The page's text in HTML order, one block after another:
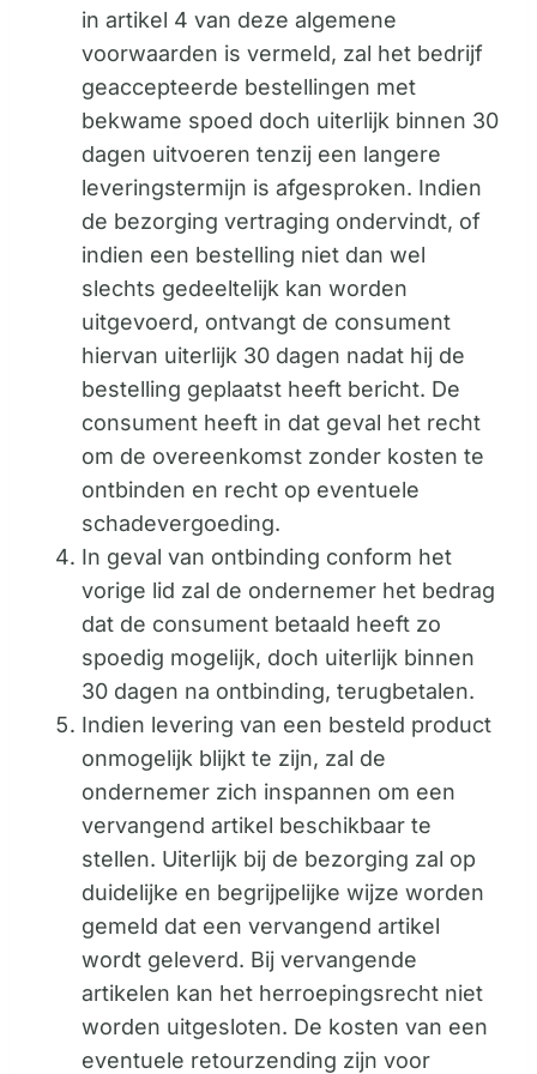
in artikel 4 van deze algemene
voorwaarden is vermeld, zal het bedrijf
geaccepteerde bestellingen met
bekwame spoed doch uiterlijk binnen 30
dagen uitvoeren tenzij een langere
leveringstermijn is afgesproken. Indien
de bezorging vertraging ondervindt, of
indien een bestelling niet dan wel
slechts gedeeltelijk kan worden
uitgevoerd, ontvangt de consument
hiervan uiterlijk 30 dagen nadat hij de
bestelling geplaatst heeft bericht. De
consument heeft in dat geval het recht
om de overeenkomst zonder kosten te
ontbinden en recht op eventuele
schadevergoeding.
In geval van ontbinding conform het
vorige lid zal de ondernemer het bedrag
dat de consument betaald heeft zo
spoedig mogelijk, doch uiterlijk binnen
30 dagen na ontbinding, terugbetalen.
Indien levering van een besteld product
onmogelijk blijkt te zijn, zal de
ondernemer zich inspannen om een
vervangend artikel beschikbaar te
stellen. Uiterlijk bij de bezorging zal op
duidelijke en begrijpelijke wijze worden
gemeld dat een vervangend artikel
wordt geleverd. Bij vervangende
artikelen kan het herroepingsrecht niet
worden uitgesloten. De kosten van een
eventuele retourzending zijn voor